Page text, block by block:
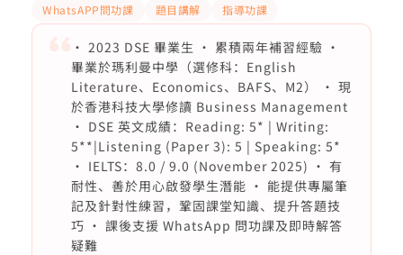
WhatsAPP問功課 題目講解 指導功課
• 2023 DSE 畢業生 • 累積兩年補習經驗 •
畢業於瑪利曼中學（選修科：English
Literature、Economics、BAFS、M2） • 現
於香港科技大學修讀 Business Management
• DSE 英文成績：Reading: 5* | Writing:
5**|Listening (Paper 3): 5 | Speaking: 5*
• IELTS：8.0 / 9.0 (November 2025) • 有
耐性、善於用心啟發學生潛能 • 能提供專屬筆
記及針對性練習，鞏固課堂知識、提升答題技
巧 • 課後支援 WhatsApp 問功課及即時解答
疑難